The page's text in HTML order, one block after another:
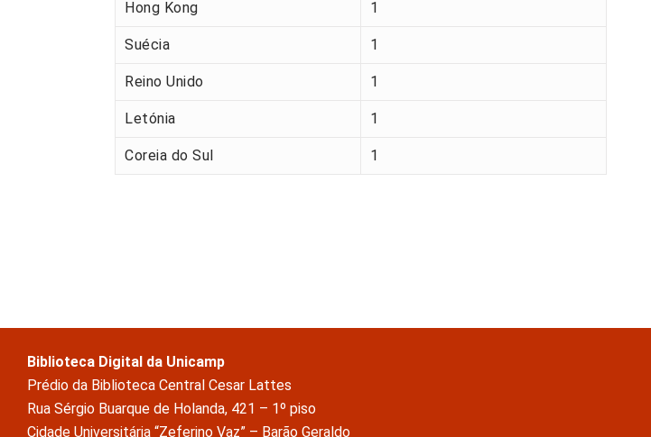
Hong Kong 1
Suécia 1
Reino Unido 1
Letónia 1
Coreia do Sul 1
Biblioteca Digital da Unicamp
Prédio da Biblioteca Central Cesar Lattes
Rua Sérgio Buarque de Holanda, 421 – 1º piso
Cidade Universitária “Zeferino Vaz” – Barão Geraldo